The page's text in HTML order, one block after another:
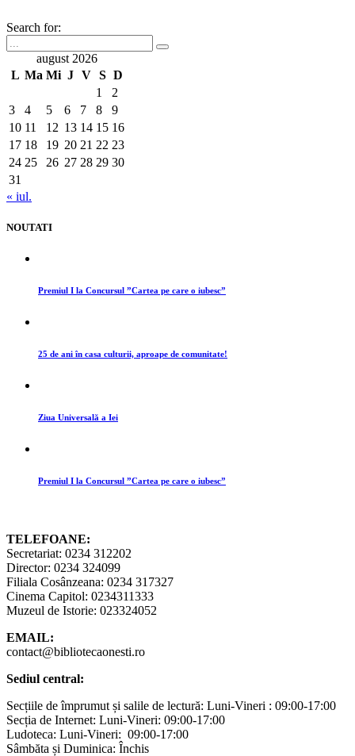
Search for:
august 2026
L Ma Mi J V S D
1
2
3
4 5 6 7 8
9
10 11 12 13 14 15 16
17 18 19 20 21 22 23
24 25 26 27 28 29 30
31
« iul.
NOUTATI
Premiul I la Concursul ”Cartea pe care o iubesc”
25 de ani în casa culturii, aproape de comunitate!
Ziua Universală a Iei
Premiul I la Concursul ”Cartea pe care o iubesc”
TELEFOANE:
Secretariat: 0234 312202
Director: 0234 324099
Filiala Cosânzeana: 0234 317327
Cinema Capitol: 0234311333
Muzeul de Istorie: 023324052
EMAIL:
contact@bibliotecaonesti.ro
Sediul central:
Secțiile de împrumut și salile de lectură: Luni-Vineri : 09:00-17:00
Secția de Internet: Luni-Vineri: 09:00-17:00
Ludoteca: Luni-Vineri: 09:00-17:00
Sâmbăta și Duminica: Închis